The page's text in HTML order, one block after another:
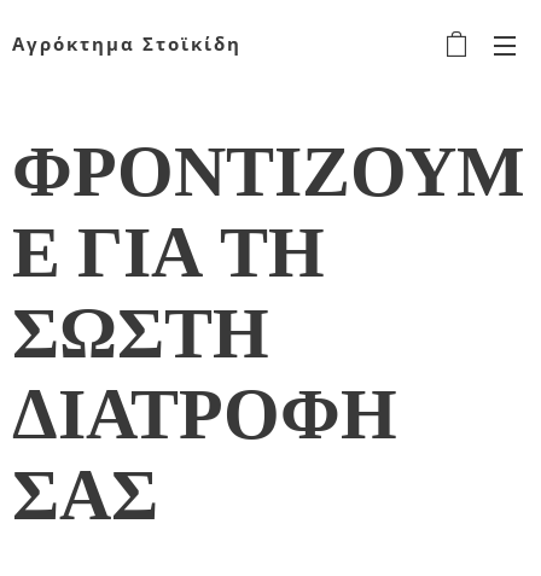
Αγρόκτημα Στοϊκίδη
ΦΡΟΝΤΙΖΟΥΜ
Ε ΓΙΑ ΤΗ
ΣΩΣΤΗ
ΔΙΑΤΡΟΦΗ
ΣΑΣ